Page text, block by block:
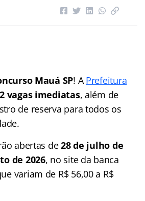
Mauá SP! APrefeitura
vagas imediatas, além de
de reserva para todos os
abertas de28 de julho de
de 2026, no site da banca
variam de R$ 56,00 a R$